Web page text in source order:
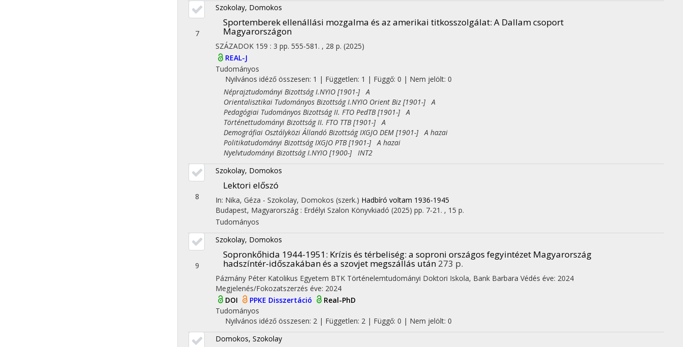
7
Szokolay, Domokos
Sportemberek ellenállási mozgalma és az amerikai titkosszolgálat: A Dallam csoport
Magyarországon
SZÁZADOK 159 : 3 pp. 555-581. , 28 p. (2025)
REAL-J
Tudományos
Nyilvános idéző összesen: 1 | Független: 1 | Függő: 0 | Nem jelölt: 0
Néprajztudományi Bizottság I.NYIO [1901-] A
Orientalisztikai Tudományos Bizottság I.NYIO Orient Biz [1901-] A
Pedagógiai Tudományos Bizottság II. FTO PedTB [1901-] A
Történettudományi Bizottság II. FTO TTB [1901-] A
Demográfiai Osztályközi Állandó Bizottság IXGJO DEM [1901-] A hazai
Politikatudományi Bizottság IXGJO PTB [1901-] A hazai
Nyelvtudományi Bizottság I.NYIO [1900-] INT2
8
Szokolay, Domokos
Lektori előszó
In: Nika, Géza - Szokolay, Domokos (szerk.) Hadbíró voltam 1936-1945
Budapest, Magyarország : Erdélyi Szalon Könyvkiadó (2025) pp. 7-21. , 15 p.
Tudományos
9
Szokolay, Domokos
Sopronkőhida 1944-1951: Krízis és térbeliség: a soproni országos fegyintézet Magyarország
hadszíntér-időszakában és a szovjet megszállás után 273 p.
Pázmány Péter Katolikus Egyetem BTK Történelemtudományi Doktori Iskola, Bank Barbara Védés éve: 2024
Megjelenés/Fokozatszerzés éve: 2024
DOI
PPKE Disszertáció
Real-PhD
Tudományos
Nyilvános idéző összesen: 2| Független: 2 | Függő: 0 | Nem jelölt: 0
Domokos, Szokolay